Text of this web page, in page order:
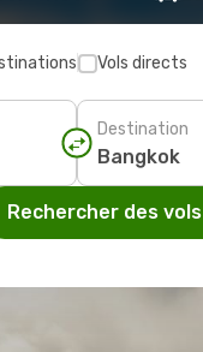
Vols directs
Destination
Rechercher des vols